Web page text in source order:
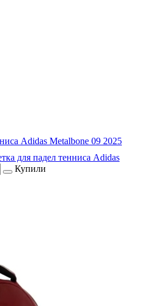
Adidas Metalbone 09 2025
для падел тенниса Adidas
Купили